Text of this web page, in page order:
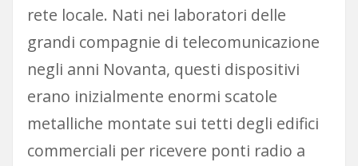
rete locale. Nati nei laboratori delle
grandi compagnie di telecomunicazione
negli anni Novanta, questi dispositivi
erano inizialmente enormi scatole
metalliche montate sui tetti degli edifici
commerciali per ricevere ponti radio a